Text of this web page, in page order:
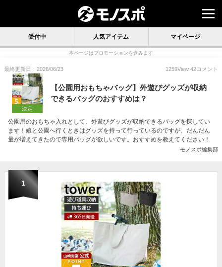
受付中 人気アイテム マイページ
本ページはプロモーションを含みます
最終更新日：2026/06/23 1259View 42コメント
決定
【公園用おもちゃバッグ】外遊びグッズが収納
できるバッグのおすすめは？
公園用のおもちゃ入れとして、外遊びグッズが収納できるバッグを探してい
ます！娘と公園へ行くときはグッズを持って行っているのですが、だんだん
量が増えてきたので専用バッグが欲しいです。おすすめを教えてください！
モノスポ編集部
1